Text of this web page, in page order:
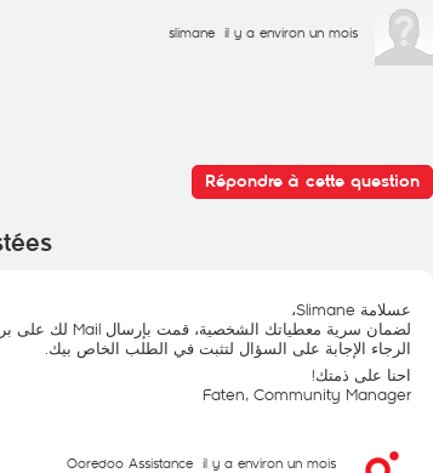
slimane il y a environ un mois
Répondre à cette question
عسلامة Slimane،
لضمان سرية معطياتك الشخصية، قمت بإرسال Mail لك على بريدك الالكتروني.
الرجاء الإجابة على السؤال لتثبت في الطلب الخاص بيك.
احنا على ذمتك!
Faten, Community Manager
Ooredoo Assistance il y a environ un mois